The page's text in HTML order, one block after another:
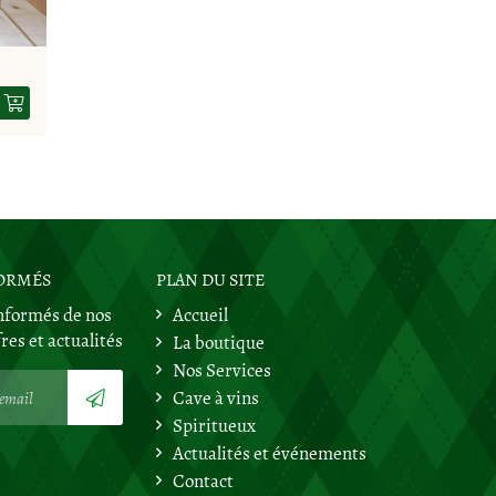
de nos
et actualités
PLAN DU SITE
Accueil
La boutique
Nos Services
Cave à vins
Spiritueux
Actualités et événements
Contact